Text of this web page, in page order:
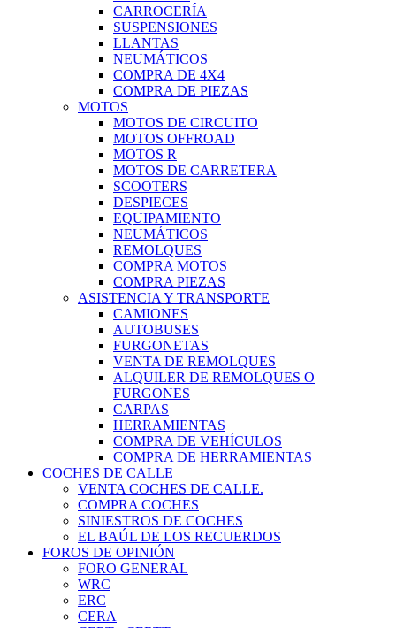
CARROCERÍA
SUSPENSIONES
LLANTAS
NEUMÁTICOS
COMPRA DE 4X4
COMPRA DE PIEZAS
MOTOS
MOTOS DE CIRCUITO
MOTOS OFFROAD
MOTOS R
MOTOS DE CARRETERA
SCOOTERS
DESPIECES
EQUIPAMIENTO
NEUMÁTICOS
REMOLQUES
COMPRA MOTOS
COMPRA PIEZAS
ASISTENCIA Y TRANSPORTE
CAMIONES
AUTOBUSES
FURGONETAS
VENTA DE REMOLQUES
ALQUILER DE REMOLQUES O
FURGONES
CARPAS
HERRAMIENTAS
COMPRA DE VEHÍCULOS
COMPRA DE HERRAMIENTAS
COCHES DE CALLE
VENTA COCHES DE CALLE.
COMPRA COCHES
SINIESTROS DE COCHES
EL BAÚL DE LOS RECUERDOS
FOROS DE OPINIÓN
FORO GENERAL
WRC
ERC
CERA